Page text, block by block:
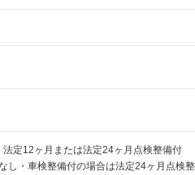
定12ヶ月または法定24ヶ月点検整備付
し・車検整備付の場合は法定24ヶ月点検